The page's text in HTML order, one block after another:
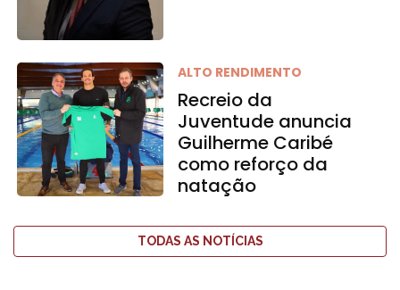
ALTO RENDIMENTO
Recreio da
Juventude anuncia
Guilherme Caribé
como reforço da
natação
TODAS AS NOTÍCIAS